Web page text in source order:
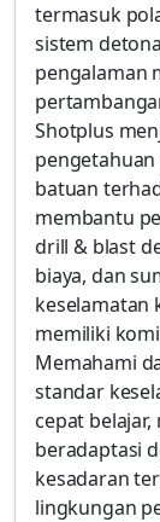
termasuk
sistem
pengalaman
Shotplus
batuan
membantu
drill & blast
biaya, dan
keselamatan
memiliki
Memahami
standar
cepat
beradaptasi
kesadaran
lingkungan